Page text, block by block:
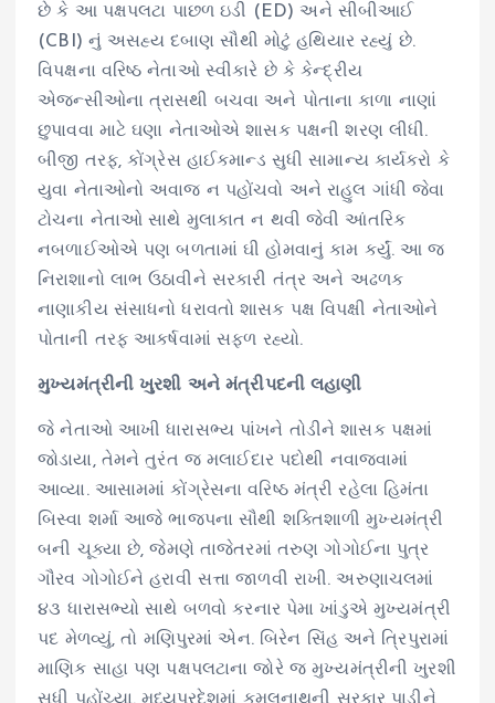
છે કે આ પક્ષપલટા પાછળ ઇડી (ED) અને સીબીઆઈ
(CBI) નું અસહ્ય દબાણ સૌથી મોટું હથિયાર રહ્યું છે.
વિપક્ષના વરિષ્ઠ નેતાઓ સ્વીકારે છે કે કેન્દ્રીય
એજન્સીઓના ત્રાસથી બચવા અને પોતાના કાળા નાણાં
છુપાવવા માટે ઘણા નેતાઓએ શાસક પક્ષની શરણ લીધી.
બીજી તરફ, કોંગ્રેસ હાઈકમાન્ડ સુધી સામાન્ય કાર્યકરો કે
યુવા નેતાઓનો અવાજ ન પહોંચવો અને રાહુલ ગાંધી જેવા
ટોચના નેતાઓ સાથે મુલાકાત ન થવી જેવી આંતરિક
નબળાઈઓએ પણ બળતામાં ઘી હોમવાનું કામ કર્યું. આ જ
નિરાશાનો લાભ ઉઠાવીને સરકારી તંત્ર અને અઢળક
નાણાકીય સંસાધનો ધરાવતો શાસક પક્ષ વિપક્ષી નેતાઓને
પોતાની તરફ આકર્ષવામાં સફળ રહ્યો.
મુખ્યમંત્રીની ખુરશી અને મંત્રીપદની લહાણી
જે નેતાઓ આખી ધારાસભ્ય પાંખને તોડીને શાસક પક્ષમાં
જોડાયા, તેમને તુરંત જ મલાઈદાર પદોથી નવાજવામાં
આવ્યા. આસામમાં કોંગ્રેસના વરિષ્ઠ મંત્રી રહેલા હિમંતા
બિસ્વા શર્મા આજે ભાજપના સૌથી શક્તિશાળી મુખ્યમંત્રી
બની ચૂક્યા છે, જેમણે તાજેતરમાં તરુણ ગોગોઈના પુત્ર
ગૌરવ ગોગોઈને હરાવી સત્તા જાળવી રાખી. અરુણાચલમાં
૪૩ ધારાસભ્યો સાથે બળવો કરનાર પેમા ખાંડુએ મુખ્યમંત્રી
પદ મેળવ્યું, તો મણિપુરમાં એન. બિરેન સિંહ અને ત્રિપુરામાં
માણિક સાહા પણ પક્ષપલટાના જોરે જ મુખ્યમંત્રીની ખુરશી